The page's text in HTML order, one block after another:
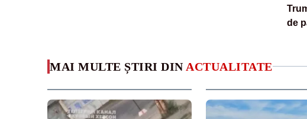
de
MAI MULTE ȘTIRI DIN ACTUALITATE